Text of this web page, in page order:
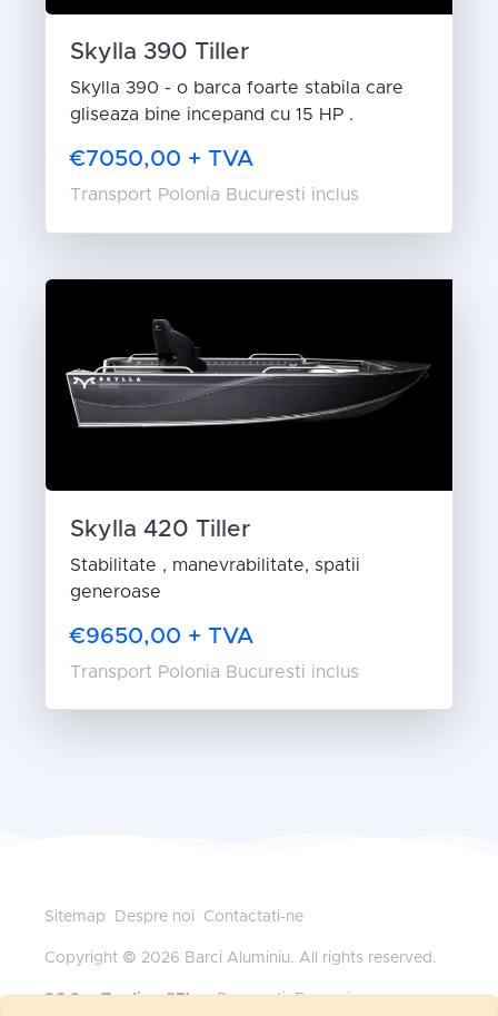
Skylla 390 Tiller
Skylla 390 - o barca foarte stabila care
gliseaza bine incepand cu 15 HP .
€7050,00 + TVA
Transport Polonia Bucuresti inclus
Skylla 420 Tiller
Stabilitate , manevrabilitate, spatii
generoase
€9650,00 + TVA
Transport Polonia Bucuresti inclus
Sitemap Despre noi Contactati-ne
Copyright © 2026 Barci Aluminiu. All rights reserved.
SC Sys Trading SRL— Bucuresti, Romania